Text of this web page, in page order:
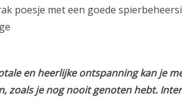
poesje met een goede
en heerlijke ontspanning kan je
zoals je nog nooit genoten hebt.